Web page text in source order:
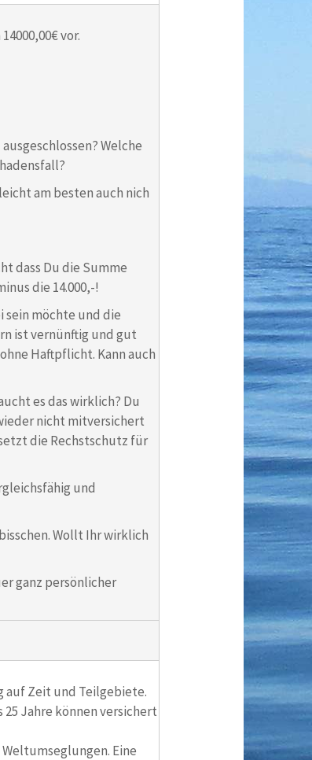
vor.
Welche
am besten auch nich
dass Du die Summe
die 14.000,-!
sein möchte und die
ist vernünftig und gut
Haftpflicht. Kann auch
es das wirklich? Du
nicht mitversichert
die Rechstschutz für
und
Wollt Ihr wirklich
ganz persönlicher
auf Zeit und Teilgebiete.
Jahre können versichert
Eine